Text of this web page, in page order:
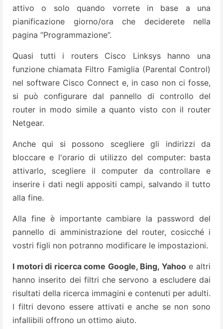
attivo o solo quando vorrete in base a una
pianificazione giorno/ora che deciderete nella
pagina “Programmazione”.
Quasi tutti i routers Cisco Linksys hanno una
funzione chiamata Filtro Famiglia (Parental Control)
nel software Cisco Connect e, in caso non ci fosse,
si può configurare dal pannello di controllo del
router in modo simile a quanto visto con il router
Netgear.
Anche qui si possono scegliere gli indirizzi da
bloccare e l'orario di utilizzo del computer: basta
attivarlo, scegliere il computer da controllare e
inserire i dati negli appositi campi, salvando il tutto
alla fine.
Alla fine è importante cambiare la password del
pannello di amministrazione del router, cosicché i
vostri figli non potranno modificare le impostazioni.
I motori di ricerca come Google, Bing, Yahooe altri
hanno inserito dei filtri che servono a escludere dai
risultati della ricerca immagini e contenuti per adulti.
I filtri devono essere attivati e anche se non sono
infallibili offrono un ottimo aiuto.